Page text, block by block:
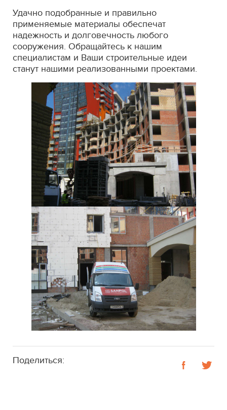
Удачно подобранные и правильно
применяемые материалы обеспечат
надежность и долговечность любого
сооружения. Обращайтесь к нашим
специалистам и Ваши строительные идеи
станут нашими реализованными проектами.
Поделиться: